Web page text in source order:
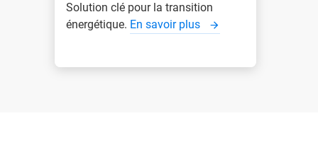
Solution clé pour la transition
énergétique. En savoir plus